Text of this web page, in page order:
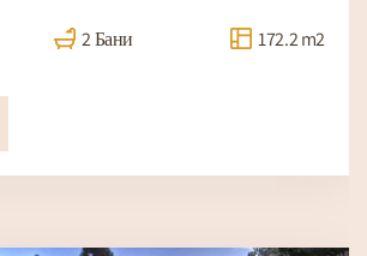
2 Бани 172.2 m2